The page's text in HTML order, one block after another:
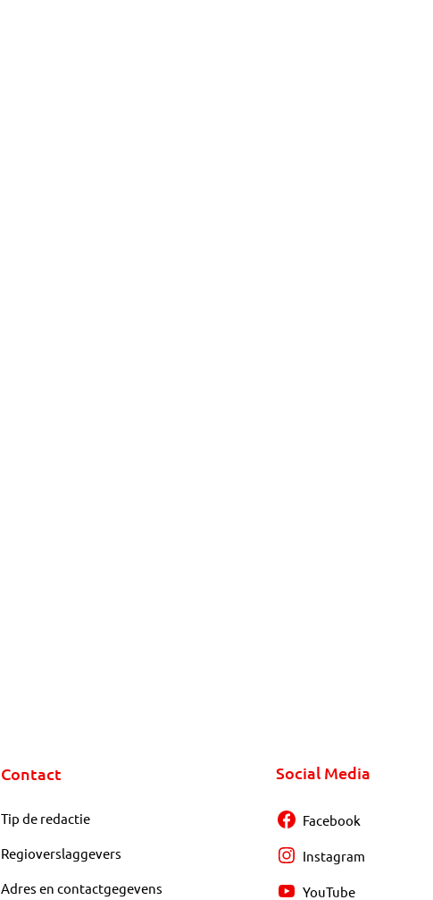
Contact
Tip de redactie
Regioverslaggevers
Adres en contactgegevens
Social Media
Facebook
Instagram
YouTube